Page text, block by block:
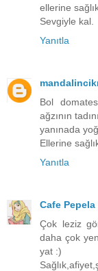
ellerine
Sevgiyle kal.
Yanıtla
Bol
ağzının
yanınada
Ellerine
Yanıtla
Cafe Pepela
Çok leziz
daha çok
yat :)